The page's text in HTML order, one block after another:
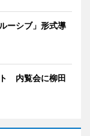
ーシブ」形式導
内覧会に柳田